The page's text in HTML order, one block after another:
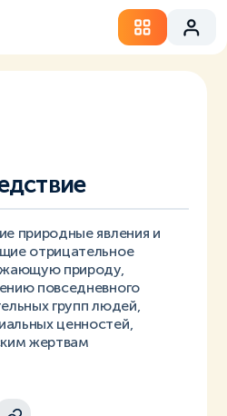
природные явления и
отрицательное
природу,
повседневного
групп людей,
ценностей,
жертвам